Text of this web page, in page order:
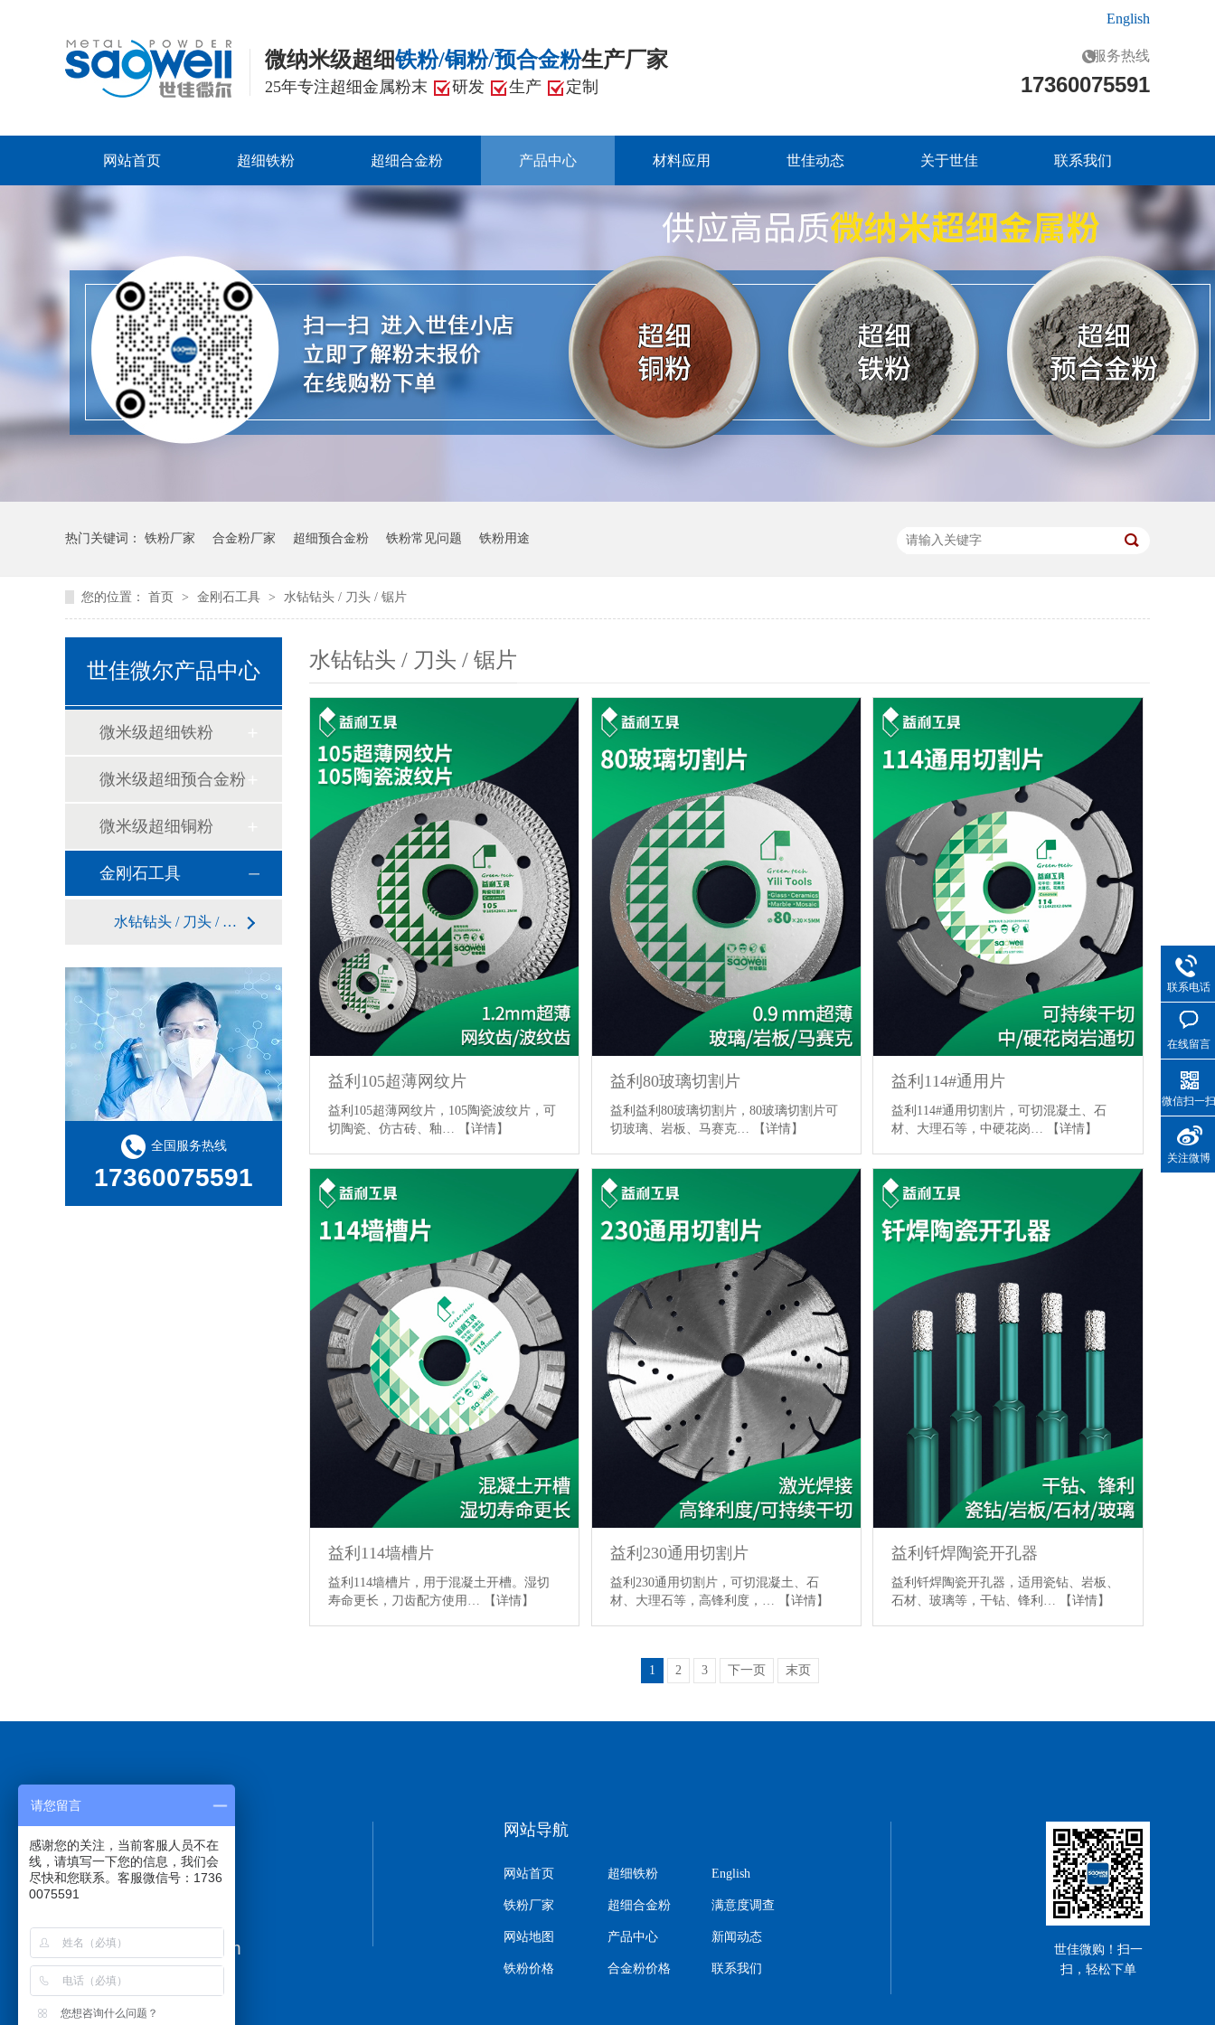
English
微纳米级超细铁粉/铜粉/预合金粉生产厂家
25年专注超细金属粉末 研发 生产 定制
服务热线
17360075591
网站首页 超细铁粉 超细合金粉 产品中心 材料应用 世佳动态 关于世佳 联系我们
热门关键词： 铁粉厂家 合金粉厂家 超细预合金粉 铁粉常见问题 铁粉用途
您的位置： 首页 > 金刚石工具 > 水钻钻头 / 刀头 / 锯片
世佳微尔产品中心
微米级超细铁粉
微米级超细预合金粉
微米级超细铜粉
金刚石工具
水钻钻头 / 刀头 / 锯片
全国服务热线
17360075591
水钻钻头 / 刀头 / 锯片
益利105超薄网纹片
益利105超薄网纹片，105陶瓷波纹片，可
切陶瓷、仿古砖、釉…
【详情】
益利80玻璃切割片
益利益利80玻璃切割片，80玻璃切割片可
切玻璃、岩板、马赛克…
【详情】
益利114#通用片
益利114#通用切割片，可切混凝土、石
材、大理石等，中硬花岗…
【详情】
益利114墙槽片
益利114墙槽片，用于混凝土开槽。湿切
寿命更长，刀齿配方使用…
【详情】
益利230通用切割片
益利230通用切割片，可切混凝土、石
材、大理石等，高锋利度，…
【详情】
益利钎焊陶瓷开孔器
益利钎焊陶瓷开孔器，适用瓷钻、岩板、
石材、玻璃等，干钻、锋利…
【详情】
1 2 3 下一页 末页
sales@sagwell.com
网站导航
网站首页 超细铁粉 English
铁粉厂家 超细合金粉 满意度调查
网站地图 产品中心 新闻动态
铁粉价格 合金粉价格 联系我们
世佳微购！扫一
扫，轻松下单
联系电话
在线留言
微信扫一扫
关注微博
请您留言
感谢您的关注，当前客服人员不在
线，请填写一下您的信息，我们会
尽快和您联系。客服微信号：1736
0075591
您想咨询什么问题？